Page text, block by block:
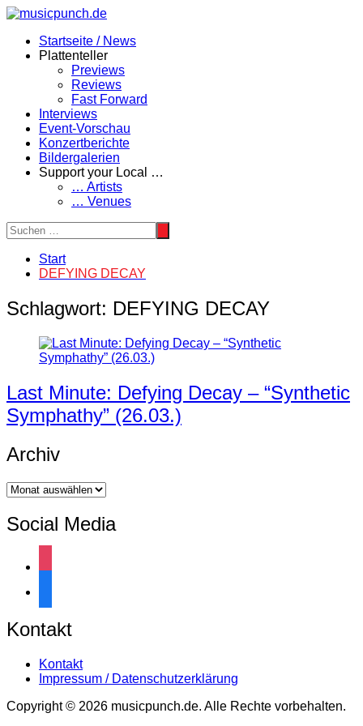
Zum
springenStartseite / News
Plattenteller
Previews
Reviews
Fast Forward
Interviews
Event-Vorschau
Konzertberichte
Bildergalerien
Support your Local …
… Artists
… Venues
Start
DEFYING DECAY
Schlagwort: DEFYING DECAY
Last Minute: Defying Decay – “Synthetic
Symphathy” (26.03.)
Archiv
Archiv
Social Media
Kontakt
Kontakt
Impressum / Datenschutzerklärung
Copyright © 2026 musicpunch.de. Alle Rechte vorbehalten.